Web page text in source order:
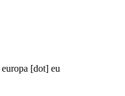
europa [dot] eu